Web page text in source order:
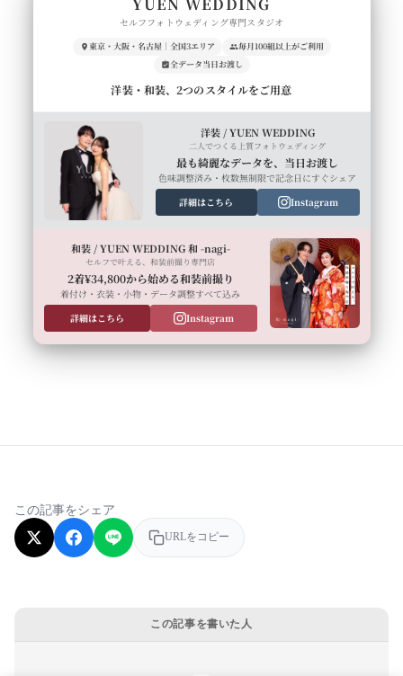
セルフフォトウェディング専門スタジオ
東京・大阪・名古屋｜全国3エリア
毎月100組以上がご利用
全データ当日お渡し
洋装・和装、2つのスタイルをご用意
洋装 / YUEN WEDDING
二人でつくる上質フォトウェディング
最も綺麗なデータを、当日お渡し
色味調整済み・枚数無制限で記念日にすぐシェア
詳細はこちら
Instagram
和装 / YUEN WEDDING 和 -nagi-
セルフで叶える、和装前撮り専門店
2着¥34,800から始める和装前撮り
着付け・衣装・小物・データ調整すべて込み
詳細はこちら
Instagram
この記事をシェア
URLをコピー
この記事を書いた人